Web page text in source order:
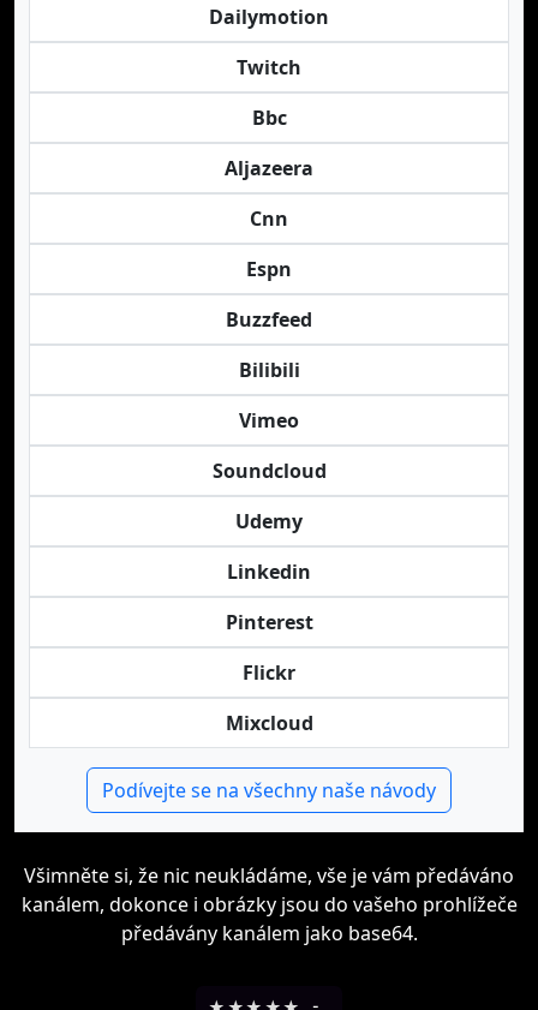
Dailymotion
Twitch
Bbc
Aljazeera
Cnn
Espn
Buzzfeed
Bilibili
Vimeo
Soundcloud
Udemy
Linkedin
Pinterest
Flickr
Mixcloud
Podívejte se na všechny naše návody
Všimněte si, že nic neukládáme, vše je vám předáváno
kanálem, dokonce i obrázky jsou do vašeho prohlížeče
předávány kanálem jako base64.
-